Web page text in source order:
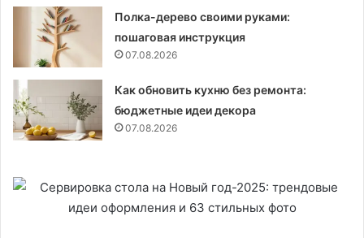
Полка-дерево своими руками:
пошаговая инструкция
07.08.2026
Как обновить кухню без ремонта:
бюджетные идеи декора
07.08.2026